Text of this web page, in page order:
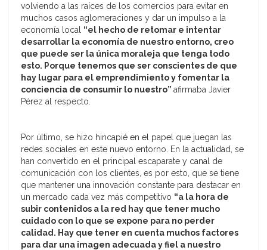
volviendo a las raíces de los comercios para evitar en
muchos casos aglomeraciones y dar un impulso a la
economía local “el hecho de retomar e intentar
desarrollar la economía de nuestro entorno, creo
que puede ser la única moraleja que tenga todo
esto. Porque tenemos que ser conscientes de que
hay lugar para el emprendimiento y fomentar la
conciencia de consumir lo nuestro” afirmaba Javier
Pérez al respecto.
Por último, se hizo hincapié en el papel que juegan las
redes sociales en este nuevo entorno. En la actualidad, se
han convertido en el principal escaparate y canal de
comunicación con los clientes, es por esto, que se tiene
que mantener una innovación constante para destacar en
un mercado cada vez más competitivo “a la hora de
subir contenidos a la red hay que tener mucho
cuidado con lo que se expone para no perder
calidad. Hay que tener en cuenta muchos factores
para dar una imagen adecuada y fiel a nuestro